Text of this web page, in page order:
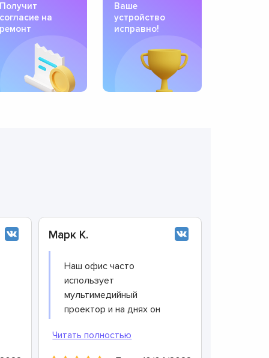
Получит
согласие на
ремонт
Ваше
устройство
исправно!
Марк К.
Наш офис часто
использует
мультимедийный
проектор и на днях он
порекомендовала
руководителю